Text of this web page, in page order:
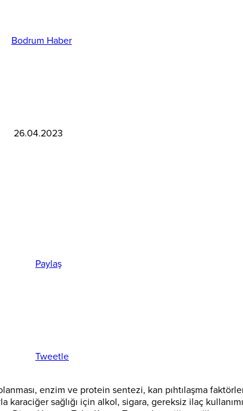
Bodrum Haber
26.04.2023
Paylaş
Tweetle
enzim ve protein sentezi, kan pıhtılaşma
karaciğer sağlığı için alkol, sigara, gereksiz ilaç